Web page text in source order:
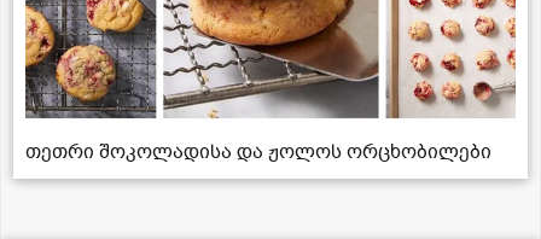
თეთრი შოკოლადისა და ჟოლოს ორცხობილები